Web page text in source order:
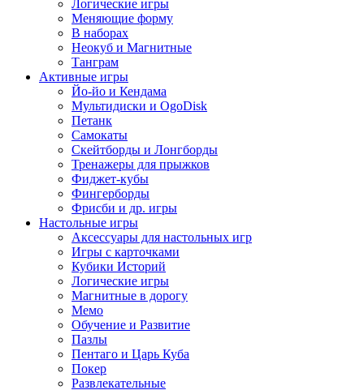
Логические игры
Меняющие форму
В наборах
Неокуб и Магнитные
Танграм
Активные игры
Йо-йо и Кендама
Мультидиски и OgoDisk
Петанк
Самокаты
Скейтборды и Лонгборды
Тренажеры для прыжков
Фиджет-кубы
Фингерборды
Фрисби и др. игры
Настольные игры
Аксессуары для настольных игр
Игры с карточками
Кубики Историй
Логические игры
Магнитные в дорогу
Мемо
Обучение и Развитие
Пазлы
Пентаго и Царь Куба
Покер
Развлекательные